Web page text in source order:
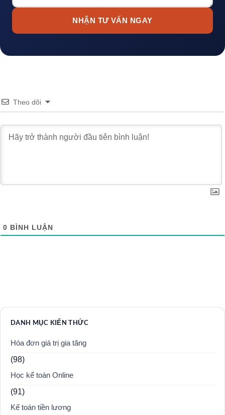
NHẬN TƯ VẤN NGAY
Theo dõi
0 BÌNH LUẬN
DANH MỤC KIẾN THỨC
Hóa đơn giá trị gia tăng
(98)
Học kế toán Online
(91)
Kế toán tiền lương